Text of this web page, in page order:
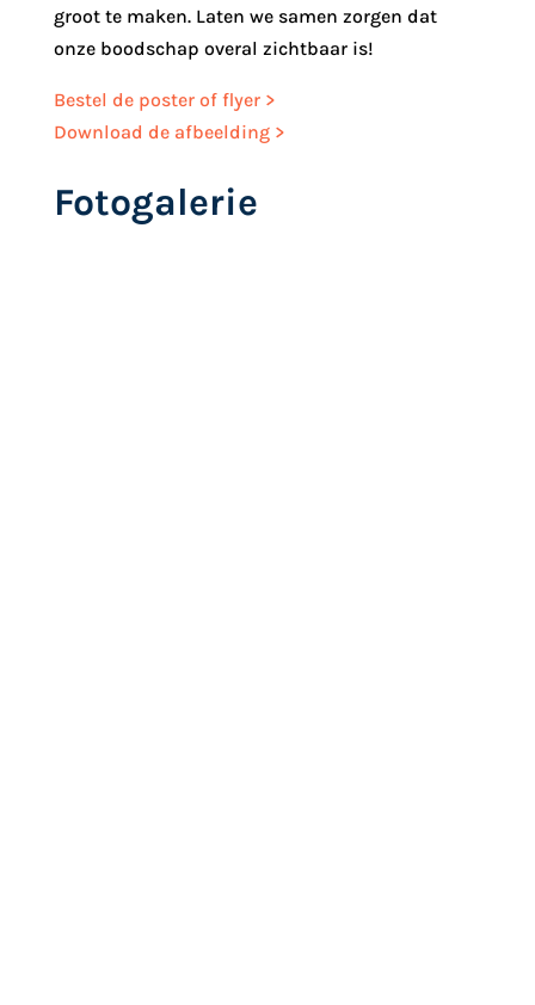
groot te maken. Laten we samen zorgen dat
onze boodschap overal zichtbaar is!
Bestel de poster of flyer >
Download de afbeelding >
Fotogalerie